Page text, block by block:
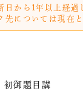
日から1年以上経過
先については現在
御題目講